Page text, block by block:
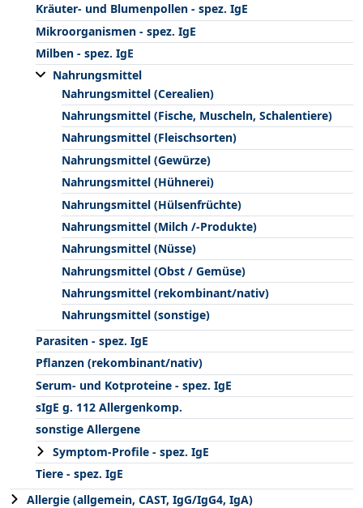
Kräuter- und Blumenpollen - spez. IgE
Mikroorganismen - spez. IgE
Milben - spez. IgE
Nahrungsmittel
Nahrungsmittel (Cerealien)
Nahrungsmittel (Fische, Muscheln, Schalentiere)
Nahrungsmittel (Fleischsorten)
Nahrungsmittel (Gewürze)
Nahrungsmittel (Hühnerei)
Nahrungsmittel (Hülsenfrüchte)
Nahrungsmittel (Milch /-Produkte)
Nahrungsmittel (Nüsse)
Nahrungsmittel (Obst / Gemüse)
Nahrungsmittel (rekombinant/nativ)
Nahrungsmittel (sonstige)
Parasiten - spez. IgE
Pflanzen (rekombinant/nativ)
Serum- und Kotproteine - spez. IgE
sIgE g. 112 Allergenkomp.
sonstige Allergene
Symptom-Profile - spez. IgE
Tiere - spez. IgE
Allergie (allgemein, CAST, IgG/IgG4, IgA)